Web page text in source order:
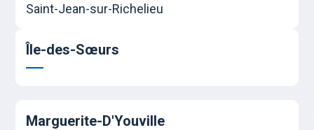
Saint-Jean-sur-Richelieu
Île-des-Sœurs
Marguerite-D'Youville